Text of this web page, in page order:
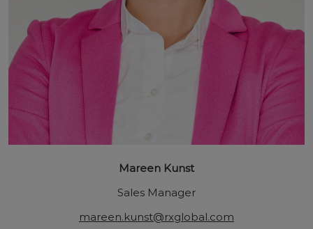
Mareen Kunst
Sales Manager
mareen.kunst@rxglobal.com